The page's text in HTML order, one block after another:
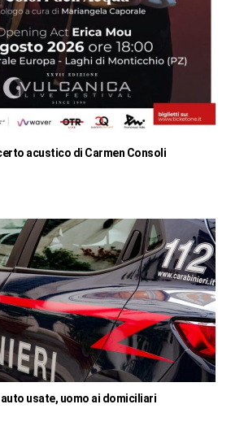
acustico di Carmen Consoli
usate, uomo ai domiciliari